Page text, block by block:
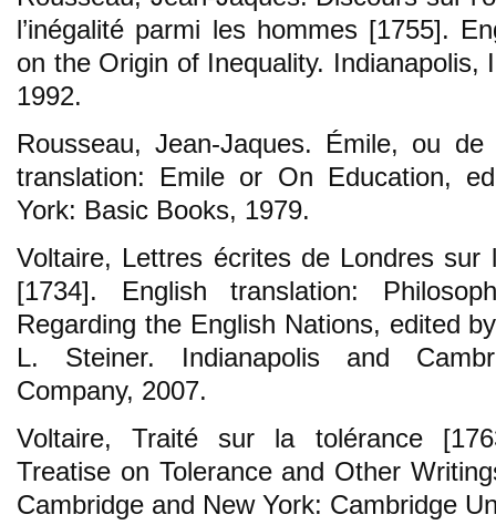
l’inégalité parmi les hommes [1755].
on the Origin of Inequality. Indianapolis,
1992.
Rousseau, Jean-Jaques. Émile, ou de
translation: Emile or On Education,
York: Basic Books, 1979.
Voltaire, Lettres écrites de Londres
[1734]. English translation:
Regarding the English Nations, edited
L. Steiner. Indianapolis and
Company, 2007.
Voltaire, Traité sur la tolérance
Treatise on Tolerance and Other
Cambridge and New York: Cambridge